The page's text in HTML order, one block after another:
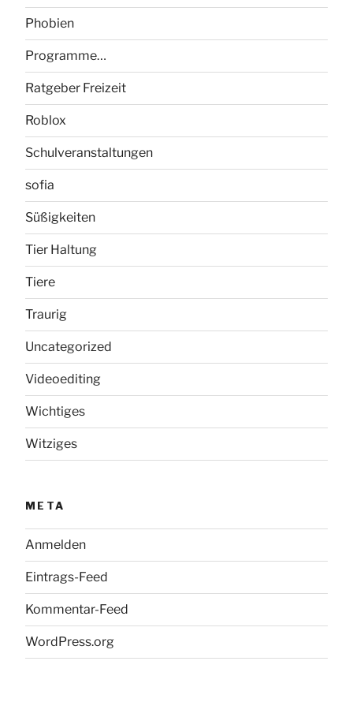
Phobien
Programme…
Ratgeber Freizeit
Roblox
Schulveranstaltungen
sofia
Süßigkeiten
Tier Haltung
Tiere
Traurig
Uncategorized
Videoediting
Wichtiges
Witziges
META
Anmelden
Eintrags-Feed
Kommentar-Feed
WordPress.org